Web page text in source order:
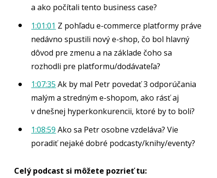
a ako počítali tento business case?
1:01:01 Z pohľadu e-commerce platformy práve
nedávno spustili nový e-shop, čo bol hlavný
dôvod pre zmenu a na základe čoho sa
rozhodli pre platformu/dodávateľa?
1:07:35 Ak by mal Petr povedať 3 odporúčania
malým a stredným e-shopom, ako rásť aj
v dnešnej hyperkonkurencii, ktoré by to boli?
1:08:59 Ako sa Petr osobne vzdeláva? Vie
poradiť nejaké dobré podcasty/knihy/eventy?
Celý podcast si môžete pozrieť tu: